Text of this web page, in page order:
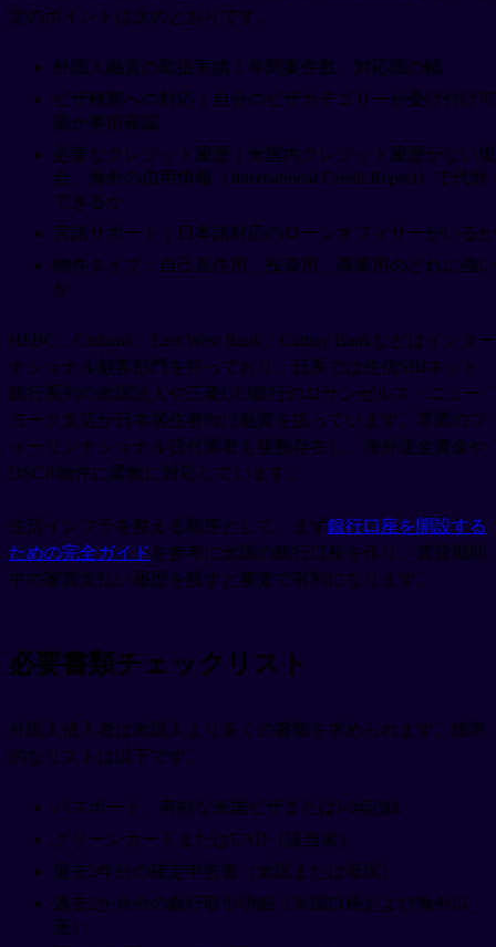
定のポイントは次のとおりです。
外国人融資の取扱実績：年間案件数、対応国の幅
ビザ種類への対応：自分のビザカテゴリーが受け付け可
能か事前確認
必要なクレジット履歴：米国内クレジット履歴がない場
合、海外の信用情報（International Credit Report）で代替
できるか
言語サポート：日本語対応のローンオフィサーがいるか
物件タイプ：自己居住用、投資用、商業用のどれに強い
か
HSBC、Citibank、East West Bank、Cathay Bankなどはインター
ナショナル顧客部門を持っており、日系では住信SBIネット
銀行系列の米国法人や三菱UFJ銀行のロサンゼルス・ニュー
ヨーク支店が日本居住者向け融資を扱っています。専業のフ
ォーリンナショナル貸付業者も複数存在し、海外送金資金や
DSCR物件に柔軟に対応しています。
生活インフラを整える順序として、まず銀行口座を開設する
ための完全ガイド を参考に米国の銀行口座を作り、賃貸期間
中の家賃支払い履歴を残すと審査で有利になります。
必要書類チェックリスト
外国人借入者は米国人より多くの書類を求められます。標準
的なリストは以下です。
パスポート、有効な米国ビザまたはI-94記録
グリーンカードまたはEAD（該当者）
過去2年分の確定申告書（米国または母国）
過去2か月分の銀行取引明細（米国口座および海外口
座）